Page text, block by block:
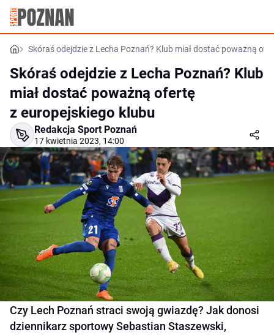
Skóraś odejdzie z Lecha Poznań? Klub miał dostać poważną
Skóraś odejdzie z Lecha Poznań? Klub
miał dostać poważną ofertę
z europejskiego klubu
Redakcja Sport Poznań
17 kwietnia 2023, 14:00
Czy Lech Poznań straci swoją gwiazdę? Jak donosi
dziennikarz sportowy Sebastian Staszewski,